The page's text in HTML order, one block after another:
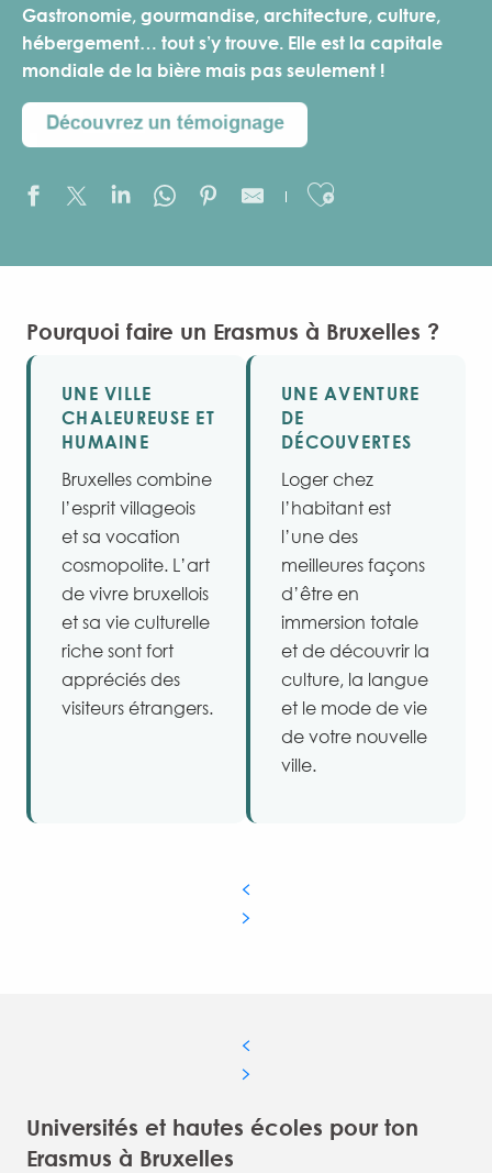
Gastronomie, gourmandise, architecture, culture,
hébergement… tout s’y trouve. Elle est la capitale
mondiale de la bière mais pas seulement !
Ajouter
Pourquoi faire un Erasmus à Bruxelles ?
UNE VILLE
CHALEUREUSE ET
HUMAINE
Bruxelles combine
l’esprit villageois
et sa vocation
cosmopolite. L’art
de vivre bruxellois
et sa vie culturelle
riche sont fort
appréciés des
visiteurs étrangers.
UNE AVENTURE
DE
DÉCOUVERTES
Loger chez
l’habitant est
l’une des
meilleures façons
d’être en
immersion totale
et de découvrir la
culture, la langue
et le mode de vie
de votre nouvelle
ville.
Universités et hautes écoles pour ton
Erasmus à Bruxelles